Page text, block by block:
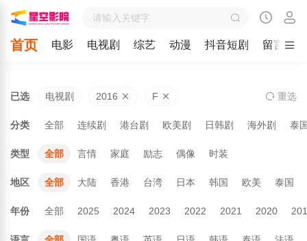
首页 电影 电视剧 综艺 动漫 抖音短剧 留言
已选 电视剧 2016 F 重选
分类 全部 连续剧 港台剧 欧美剧 日韩剧 海外剧 泰
类型 全部 言情 家庭 励志 偶像 时装
地区 全部 大陆 香港 台湾 日本 韩国 欧美 泰国
年份 全部 2025 2024 2023 2022 2021 2020